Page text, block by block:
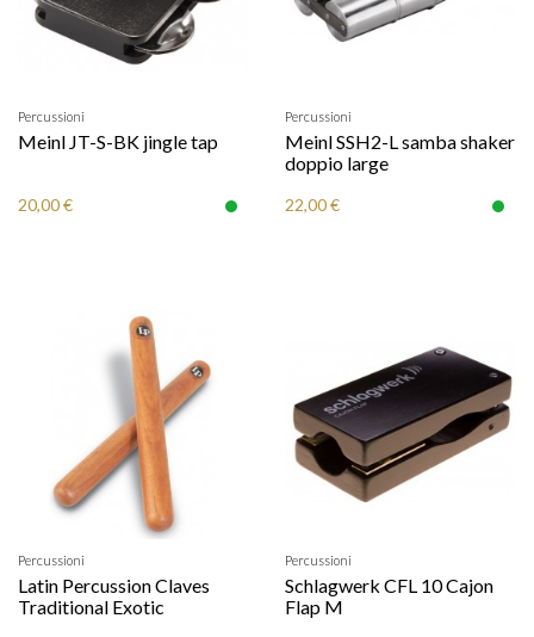
Percussioni
Meinl JT-S-BK jingle tap
20,00 €
Percussioni
Meinl SSH2-L samba shaker
doppio large
22,00 €
Percussioni
Latin Percussion Claves
Traditional Exotic
Percussioni
Schlagwerk CFL 10 Cajon
Flap M